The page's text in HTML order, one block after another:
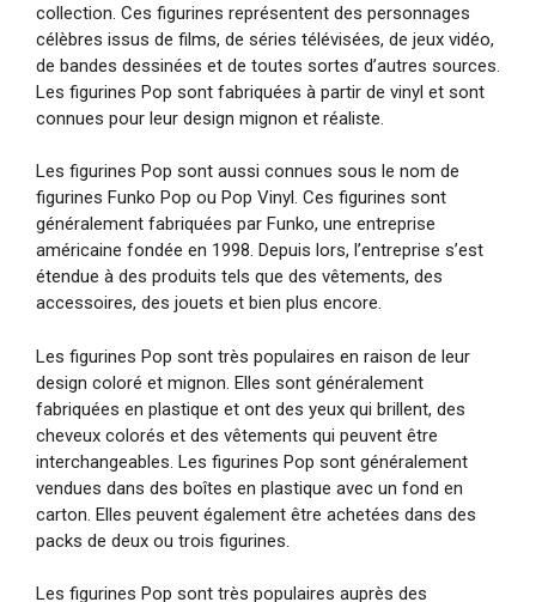
collection. Ces figurines représentent des personnages
célèbres issus de films, de séries télévisées, de jeux vidéo,
de bandes dessinées et de toutes sortes d’autres sources.
Les figurines Pop sont fabriquées à partir de vinyl et sont
connues pour leur design mignon et réaliste.
Les figurines Pop sont aussi connues sous le nom de
figurines Funko Pop ou Pop Vinyl. Ces figurines sont
généralement fabriquées par Funko, une entreprise
américaine fondée en 1998. Depuis lors, l’entreprise s’est
étendue à des produits tels que des vêtements, des
accessoires, des jouets et bien plus encore.
Les figurines Pop sont très populaires en raison de leur
design coloré et mignon. Elles sont généralement
fabriquées en plastique et ont des yeux qui brillent, des
cheveux colorés et des vêtements qui peuvent être
interchangeables. Les figurines Pop sont généralement
vendues dans des boîtes en plastique avec un fond en
carton. Elles peuvent également être achetées dans des
packs de deux ou trois figurines.
Les figurines Pop sont très populaires auprès des